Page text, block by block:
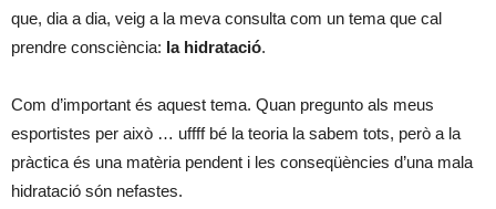
que, dia a dia, veig a la meva consulta com un tema que cal
prendre consciència: la hidratació.
Com d’important és aquest tema. Quan pregunto als meus
esportistes per això … uffff bé la teoria la sabem tots, però a la
pràctica és una matèria pendent i les conseqüències d’una mala
hidratació són nefastes.